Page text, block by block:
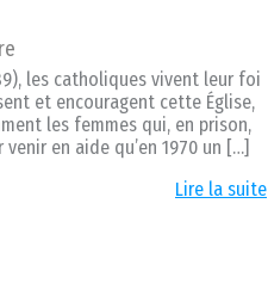
les catholiques vivent leur foi
et encouragent cette Église,
les femmes qui, en prison,
en aide qu’en 1970 un […]
Lire la suite